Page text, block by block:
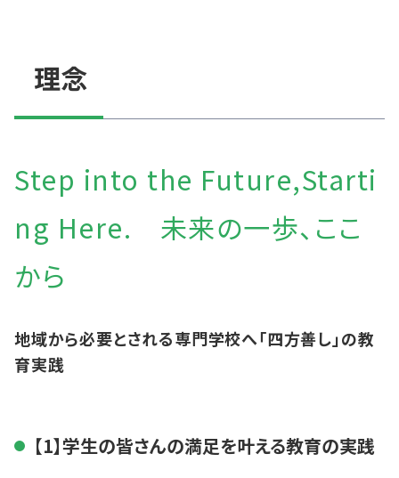
理念
Step into the Future,Starti
ng Here. 未来の一歩、ここ
から
地域から必要とされる専門学校へ「四方善し」の教
育実践
【1】学生の皆さんの満足を叶える教育の実践